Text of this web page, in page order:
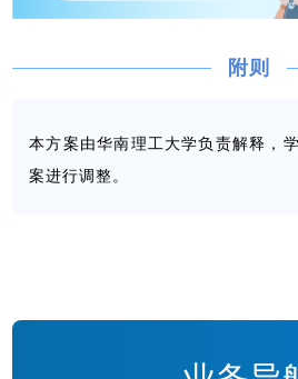
附则
本方案由华南理工大学负责解释，
案进行调整 。